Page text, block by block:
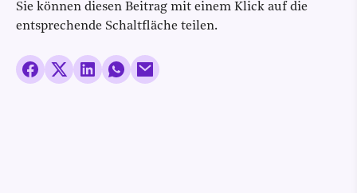
Sie können diesen Beitrag mit einem Klick auf die
entsprechende Schaltfläche teilen.